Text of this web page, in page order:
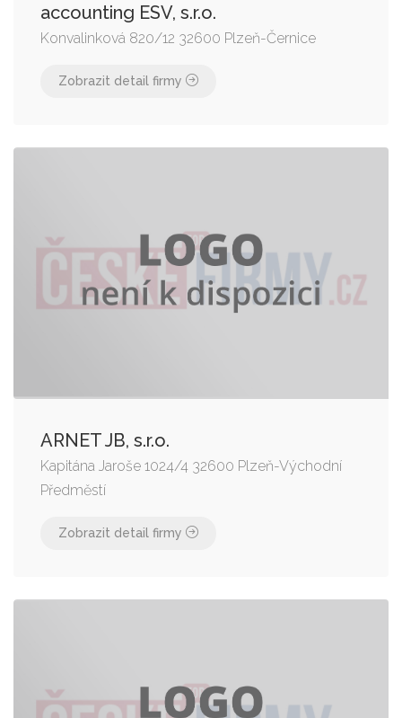
accounting ESV, s.r.o.
Konvalinková 820/12 32600 Plzeň-Černice
Zobrazit detail firmy
ARNET JB, s.r.o.
Kapitána Jaroše 1024/4 32600 Plzeň-Východní
Předměstí
Zobrazit detail firmy